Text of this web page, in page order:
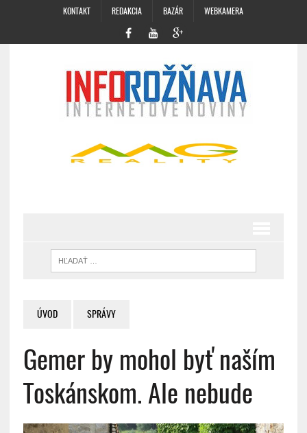
KONTAKT REDAKCIA BAZÁR WEBKAMERA
ÚVOD SPRÁVY
Gemer by mohol byť naším
Toskánskom. Ale nebude